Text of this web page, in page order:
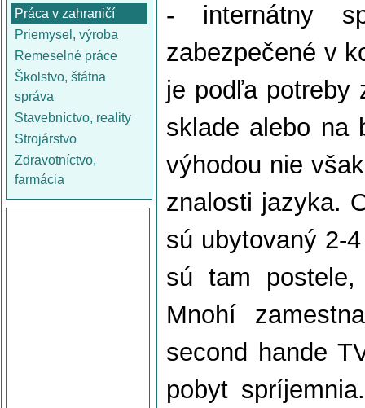
Práca v zahraničí
Priemysel, výroba
Remeselné práce
Školstvo, štátna
správa
Stavebníctvo, reality
Strojárstvo
Zdravotníctvo,
farmácia
- internátny
zabezpečené v
je podľa potreby
sklade alebo na
výhodou nie
znalosti jazyka.
sú ubytovaný 2-
sú tam
Mnohí
second hande
pobyt